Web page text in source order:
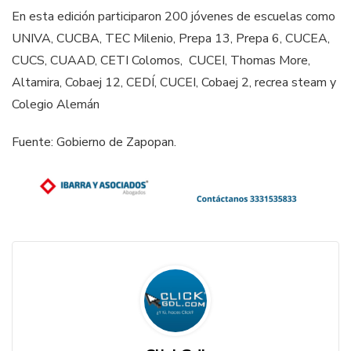
En esta edición participaron 200 jóvenes de escuelas como
UNIVA, CUCBA, TEC Milenio, Prepa 13, Prepa 6, CUCEA,
CUCS, CUAAD, CETI Colomos, CUCEI, Thomas More,
Altamira, Cobaej 12, CEDÍ, CUCEI, Cobaej 2, recrea steam y
Colegio Alemán
Fuente: Gobierno de Zapopan.